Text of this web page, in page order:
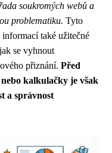
soukromých webů a
problematiku. Tyto
také užitečné
se vyhnout
přiznání. Před
kalkulačky je však
a správnost